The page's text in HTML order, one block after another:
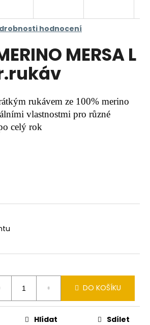
hodnocení
MERSA L
rukávem ze 100% merino
vlastnostmi pro různé
celý rok
DO KOŠÍKU
Hlídat Sdílet
HLEDAT